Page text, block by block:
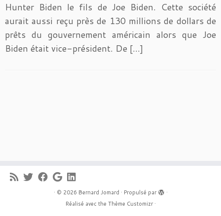
Hunter Biden le fils de Joe Biden. Cette société
aurait aussi reçu près de 130 millions de dollars de
prêts du gouvernement américain alors que Joe
Biden était vice-président. De […]
· © 2026 Bernard Jomard · Propulsé par
·
Réalisé avec the Thème Customizr·